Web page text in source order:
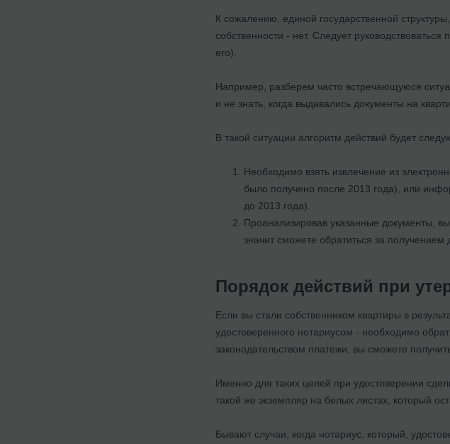
К сожалению, единой государственной
собственности - нет. Следует
его).
Например, разберем часто встречающуюся
и не знать, когда выдавались документы на
В такой ситуации алгоритм действий будет
Необходимо взять извлечение из
было получено после 2013 года), или
до 2013 года).
Проанализировав указанные документы,
значит сможете обратиться за получением
Порядок действий при
Если вы стали собственником квартиры в
удостоверенного нотариусом - необходимо
законодательством платежи, вы сможете
Именно для таких целей при удостоверении
такой же экземпляр на белых листах, который
Бывают случаи, когда нотариус, который,